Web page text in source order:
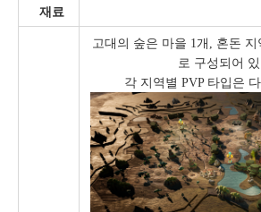
재료
고대의 숲은 마을 1개, 혼돈 지
로 구성되어
각 지역별 PVP 타입은